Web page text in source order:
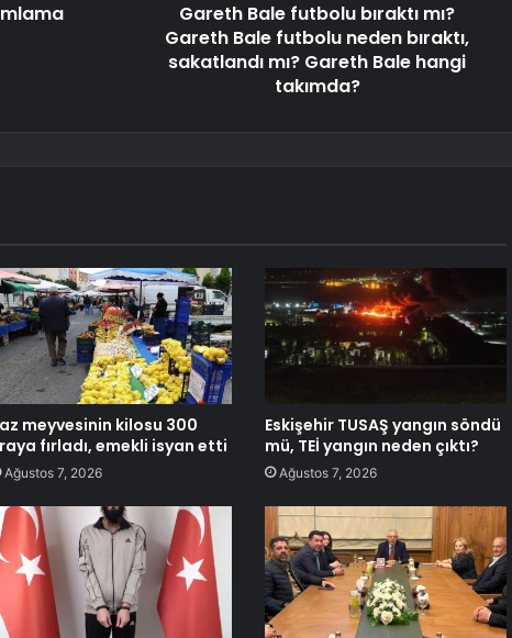
Gareth Bale futbolu bıraktı mı?
Gareth Bale futbolu neden bıraktı,
sakatlandı mı? Gareth Bale hangi
takımda?
meyvesinin kilosu 300
fırladı, emekli isyan etti
Ağustos 7, 2026
Eskişehir TUSAŞ yangın söndü
mü, TEİ yangın neden çıktı?
Ağustos 7, 2026